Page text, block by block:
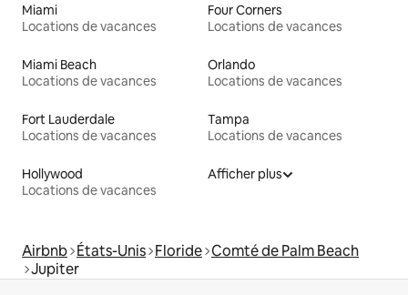
Miami
Locations de vacances
Four Corners
Locations de vacances
Miami Beach
Locations de vacances
Orlando
Locations de vacances
Fort Lauderdale
Locations de vacances
Tampa
Locations de vacances
Hollywood
Locations de vacances
Afficher plus
Airbnb États-Unis Floride Comté de Palm Beach
Jupiter